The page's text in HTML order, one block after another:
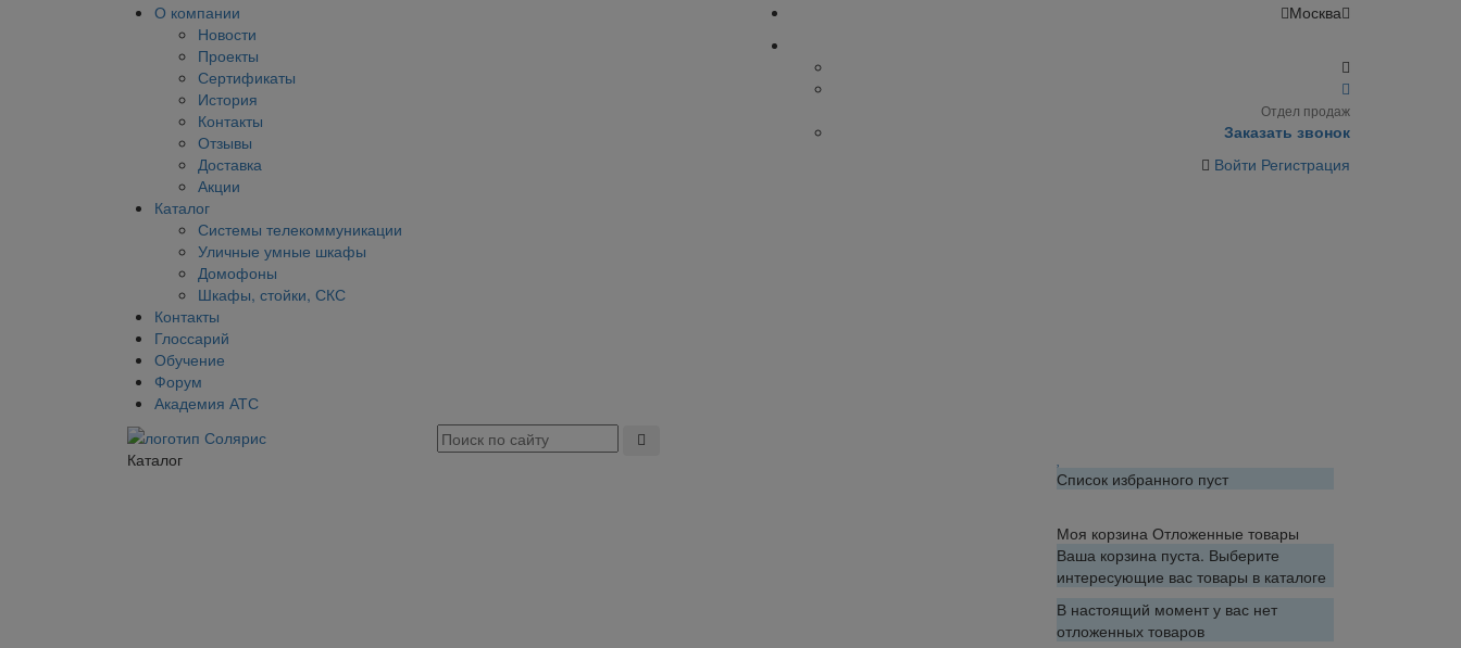
О компании
Новости
Проекты
Сертификаты
История
Контакты
Отзывы
Доставка
Акции
Каталог
Системы телекоммуникации
Уличные умные шкафы
Домофоны
Шкафы, стойки, СКС
Контакты
Глоссарий
Обучение
Форум
Академия АТС
Москва
Отдел продаж
Заказать звонок
Войти Регистрация
Каталог
Список избранного пуст
Моя корзина Отложенные товары
Ваша корзина пуста. Выберите
интересующие вас товары в каталоге
В настоящий момент у вас нет
отложенных товаров